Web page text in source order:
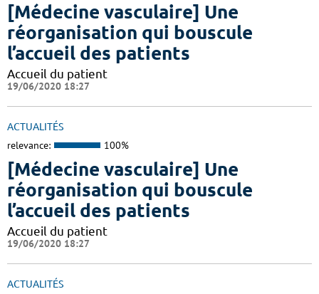
[Médecine vasculaire] Une
réorganisation qui bouscule
l’accueil des patients
Accueil du patient
19/06/2020 18:27
ACTUALITÉS
relevance: 100%
[Médecine vasculaire] Une
réorganisation qui bouscule
l’accueil des patients
Accueil du patient
19/06/2020 18:27
ACTUALITÉS